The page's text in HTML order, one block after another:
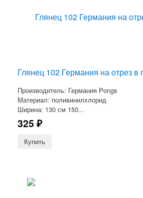
Глянец 102 Германия на отрез в
Производитель: Германия Pongs
Материал: поливинилхлорид
Ширина: 130 см 150...
325 ₽